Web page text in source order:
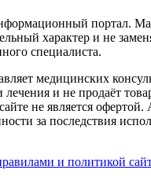
портал.
характер и не
специалиста.
медицинских
лечения и не продаёт
не является
за последствия
и политикой